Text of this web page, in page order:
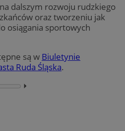
dalszym rozwoju rudzkiego
oraz tworzeniu jak
osiągania sportowych
są w Biuletynie
Ruda Śląska.
⏵︎